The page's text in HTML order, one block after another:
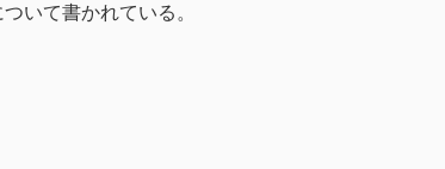
いて書かれている。